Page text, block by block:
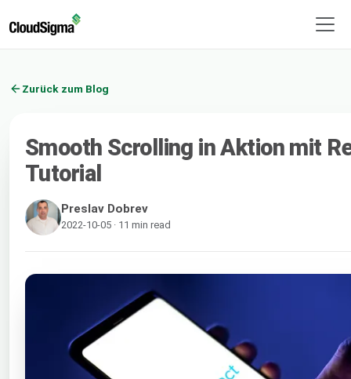
Zurück zum Blog
Smooth Scrolling in Aktion mit
Tutorial
Preslav Dobrev
2022-10-05 · 11 min read